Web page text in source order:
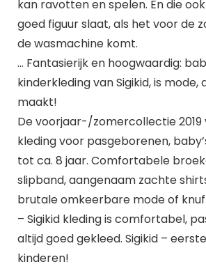
kan ravotten en spelen. En die
goed figuur slaat, als het voor de
de wasmachine komt.
… Fantasierijk en hoogwaardig:
kinderkleding van Sigikid, is mode,
maakt!
De voorjaar-/zomercollectie 2019
kleding voor pasgeborenen,
tot ca. 8 jaar. Comfortabele
slipband, aangenaam zachte
brutale omkeerbare mode of
– Sigikid kleding is comfortabel,
altijd goed gekleed. Sigikid –
kinderen!